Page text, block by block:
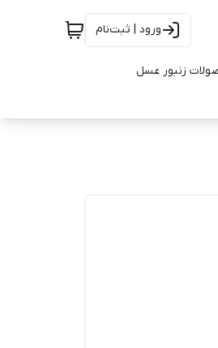
ورود | ثبت‌نام
زنبور عسل